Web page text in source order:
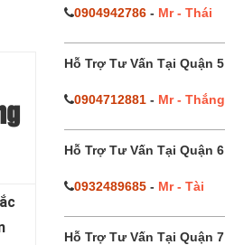
0904942786- Mr - Thái
Hỗ Trợ Tư Vấn Tại Quận 5
0904712881- Mr - Thắng
Hỗ Trợ Tư Vấn Tại Quận 6
0932489685- Mr - Tài
Hỗ Trợ Tư Vấn Tại Quận 7